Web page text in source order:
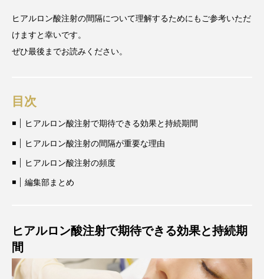
ヒアルロン酸注射の間隔について理解するためにもご参考いただ
けますと幸いです。
ぜひ最後までお読みください。
目次
ヒアルロン酸注射で期待できる効果と持続期間
ヒアルロン酸注射の間隔が重要な理由
ヒアルロン酸注射の頻度
編集部まとめ
ヒアルロン酸注射で期待できる効果と持続期
間